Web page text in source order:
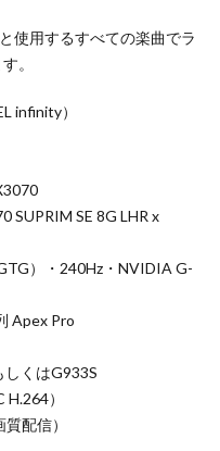
使用するすべての楽曲でラ
。
infinity）
SUPRIM SE 8G LHR x
）・240Hz・NVIDIA G-
Apex Pro
くはG933S
）
配信）